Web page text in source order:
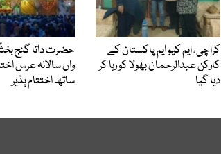
کراچی، ایم کیو ایم پاکستان کے
کارکن عبدالرحمان بھولا کو رہا کر
دیا گیا
واں سالانہ عرس
ساتھ اختتام پذیر